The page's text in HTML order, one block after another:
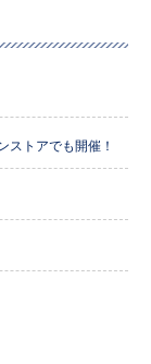
ストアでも開催！